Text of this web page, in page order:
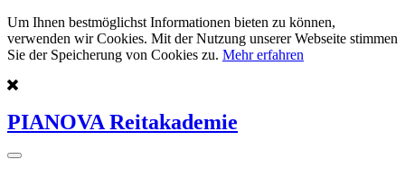
Um Ihnen bestmöglichst Informationen bieten zu können,
verwenden wir Cookies. Mit der Nutzung unserer Webseite stimmen
Sie der Speicherung von Cookies zu. Mehr erfahren
PIANOVA Reitakademie